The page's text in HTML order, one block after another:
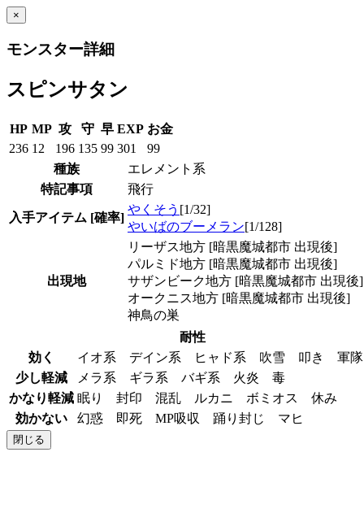
×
モンスター詳細
スピンサタン
HP MP 攻 守 早 EXP お金
236 12 196 135 99 301
99
種族
エレメント系
特記事項
飛行
入手アイテム [確率]
やくそう [1/32]
やいばのブーメラン[1/128]
出現地
リーザス地方 [暗黒魔城都市 出現後]
パルミド地方 [暗黒魔城都市 出現後]
サザンビーク地方 [暗黒魔城都市 出現後]
オークニス地方 [暗黒魔城都市 出現後]
神鳥の巣
耐性
効く
イオ系 デイン系 ヒャド系 吹雪 叩き 軍
少し軽減
メラ系 ギラ系 バギ系 火炎 毒
かなり軽減 眠り 封印 混乱 ルカニ ボミオス 休み
効かない
幻惑 即死 MP吸収 踊り封じ マヒ
閉じる